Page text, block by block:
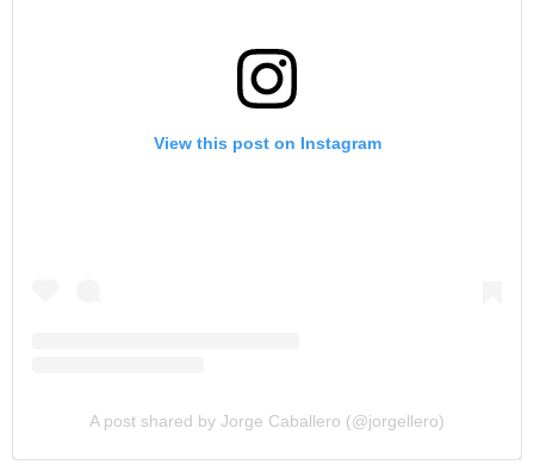
View this post on Instagram
A post shared by Jorge Caballero (@jorgellero)